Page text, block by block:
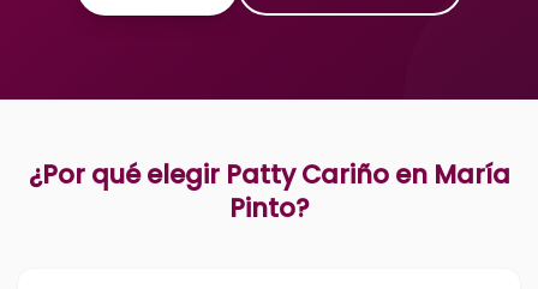
¿Por qué elegir Patty Cariño en María
Pinto?